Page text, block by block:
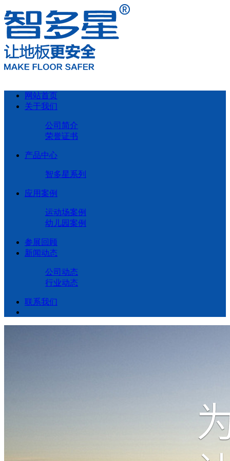
网站首页
关于我们
公司简介
荣誉证书
产品中心
智多星系列
应用案例
运动场案例
幼儿园案例
参展回顾
新闻动态
公司动态
行业动态
联系我们